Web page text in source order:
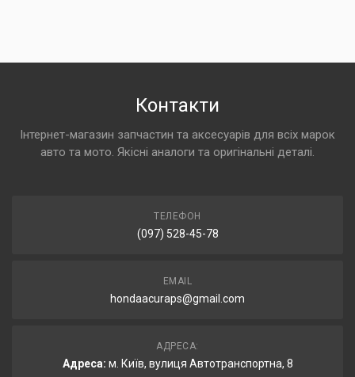
Контакти
Інтернет-магазин запчастин та аксесуарів для всіх марок
авто та мото. Якісні аналоги та оригінальні деталі.
ТЕЛЕФОН
(097) 528-45-78
EMAIL
hondaacuraps@gmail.com
АДРЕСА:
Адреса: м. Київ, вулиця Автотранспортна, 8